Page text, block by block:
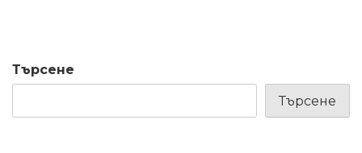
Търсене
Търсене